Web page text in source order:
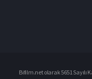
Bifilm.net olarak 5651 Sayılı